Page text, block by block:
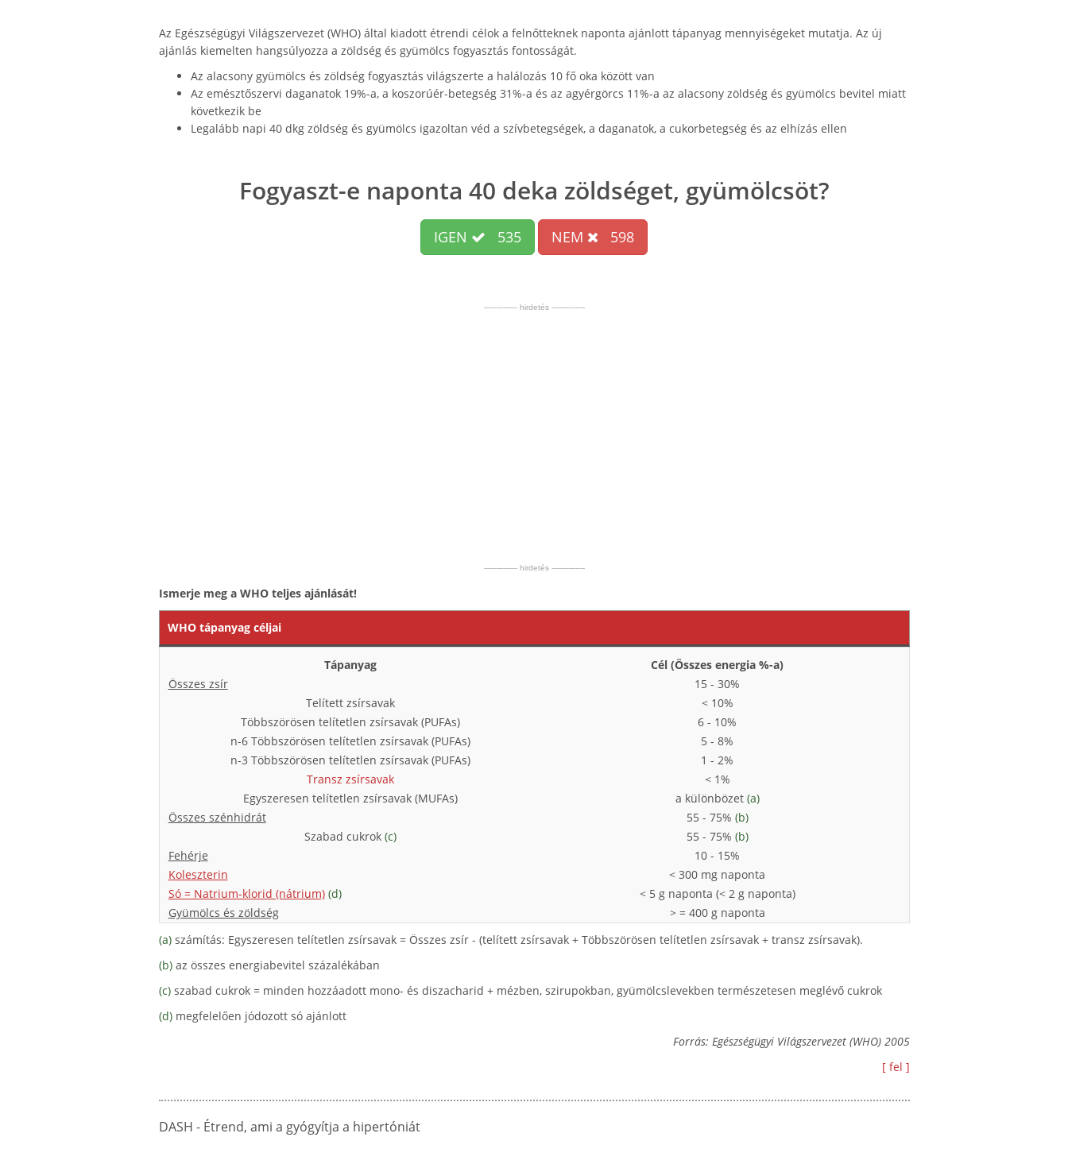
Az Egészségügyi Világszervezet (WHO) által kiadott étrendi célok a felnőtteknek naponta ajánlott tápanyag mennyiségeket mutatja. Az új
ajánlás kiemelten hangsúlyozza a zöldség és gyümölcs fogyasztás fontosságát.
Az alacsony gyümölcs és zöldség fogyasztás világszerte a halálozás 10 fő oka között van
Az emésztőszervi daganatok 19%-a, a koszorúér-betegség 31%-a és az agyérgörcs 11%-a az alacsony zöldség és gyümölcs bevitel miatt
következik be
Legalább napi 40 dkg zöldség és gyümölcs igazoltan véd a szívbetegségek, a daganatok, a cukorbetegség és az elhízás ellen
Fogyaszt-e naponta 40 deka zöldséget, gyümölcsöt?
IGEN 535 NEM 598
-------------- hirdetés --------------
-------------- hirdetés --------------
Ismerje meg a WHO teljes ajánlását!
WHO tápanyag céljai
Tápanyag
Cél (Összes energia %-a)
Összes zsír
15 - 30%
Telített zsírsavak
< 10%
Többszörösen telítetlen zsírsavak (PUFAs)
6 - 10%
n-6 Többszörösen telítetlen zsírsavak (PUFAs)
5 - 8%
n-3 Többszörösen telítetlen zsírsavak (PUFAs)
1 - 2%
Transz zsírsavak
< 1%
Egyszeresen telítetlen zsírsavak (MUFAs)
a különbözet (a)
Összes szénhidrát
55 - 75% (b)
Szabad cukrok (c) 55 - 75% (b)
Fehérje
10 - 15%
Koleszterin
< 300 mg naponta
Só = Natrium-klorid (nátrium) (d)
< 5 g naponta (< 2 g naponta)
Gyümölcs és zöldség
> = 400 g naponta
(a)számítás: Egyszeresen telítetlen zsírsavak = Összes zsír - (telített zsírsavak + Többszörösen telítetlen zsírsavak + transz zsírsavak).
(b)az összes energiabevitel százalékában
(c)szabad cukrok = minden hozzáadott mono- és diszacharid + mézben, szirupokban, gyümölcslevekben természetesen meglévő cukrok
(d)megfelelően jódozott só ajánlott
Forrás: Egészségügyi Világszervezet (WHO) 2005
[ fel ]
DASH - Étrend, ami a gyógyítja a hipertóniát